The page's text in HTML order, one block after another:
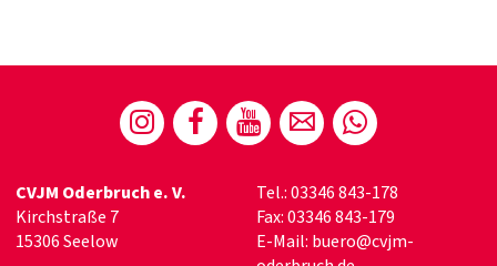
CVJM Oderbruch e. V.
Kirchstraße 7
15306 Seelow
Tel.: 03346 843-178
Fax: 03346 843-179
E-Mail: buero@cvjm-